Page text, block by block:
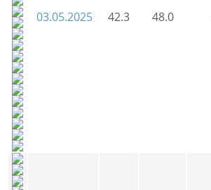
03.05.2025 42.3 48.0